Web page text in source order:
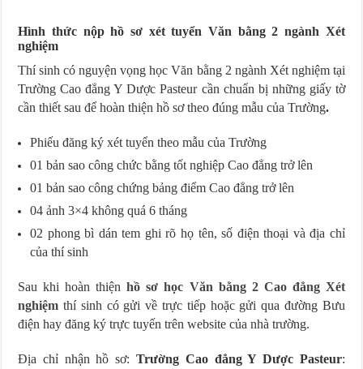
Hình thức nộp hồ sơ xét tuyển Văn bằng 2 ngành Xét
nghiệm
Thí sinh có nguyện vọng học Văn bằng 2 ngành Xét nghiệm tại
Trường Cao đẳng Y Dược Pasteur cần chuẩn bị những giấy tờ
cần thiết sau để hoàn thiện hồ sơ theo đúng mẫu của Trường.
Phiếu đăng ký xét tuyển theo mẫu của Trường
01 bản sao công chức bằng tốt nghiệp Cao đẳng trở lên
01 bản sao công chứng bảng điểm Cao đẳng trở lên
04 ảnh 3×4 không quá 6 tháng
02 phong bì dán tem ghi rõ họ tên, số điện thoại và địa chỉ
của thí sinh
Sau khi hoàn thiệnhồ sơ học Văn bằng 2 Cao đẳng Xét
nghiệm thí sinh có gửi về trực tiếp hoặc gửi qua đường Bưu
điện hay đăng ký trực tuyến trên website của nhà trường.
Địa chỉ nhận hồ sơ: Trường Cao đẳng Y Dược Pasteur: